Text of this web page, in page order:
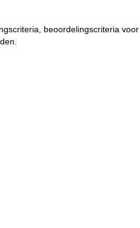
beoordelingscriteria